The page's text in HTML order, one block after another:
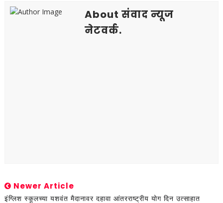
About संवाद न्यूज
नेटवर्क.
Newer Article
इंग्लिश स्कूलच्या यशवंत मैदानावर दहावा आंतरराष्ट्रीय योग दिन उत्साहात